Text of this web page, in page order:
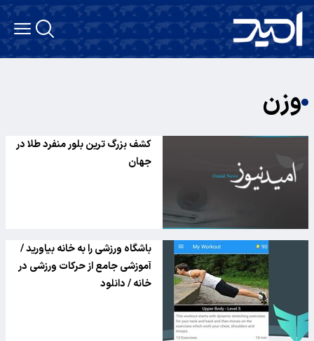
وزن
کشف بزرگ ترین بلور منفرد طلا در
جهان
باشگاه ورزشی را به خانه بیاورید /
آموزشی جامع از حرکات ورزشی در
خانه / دانلود